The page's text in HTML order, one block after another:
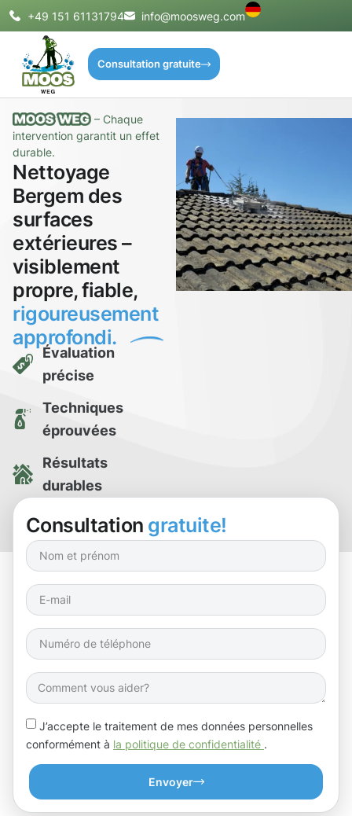
+49 151 61131794 info@moosweg.com
Consultation gratuite
– Chaque
intervention garantit un effet
durable.
Nettoyage
Bergem des
surfaces
extérieures –
visiblement
propre, fiable,
rigoureusement
approfondi.
Évaluation
précise
Techniques
éprouvées
Résultats
durables
Essai de
nettoyage gratuit
Consultation gratuite!
J’accepte le traitement de mes données personnelles
conformément à la politique de confidentialité
Envoyer